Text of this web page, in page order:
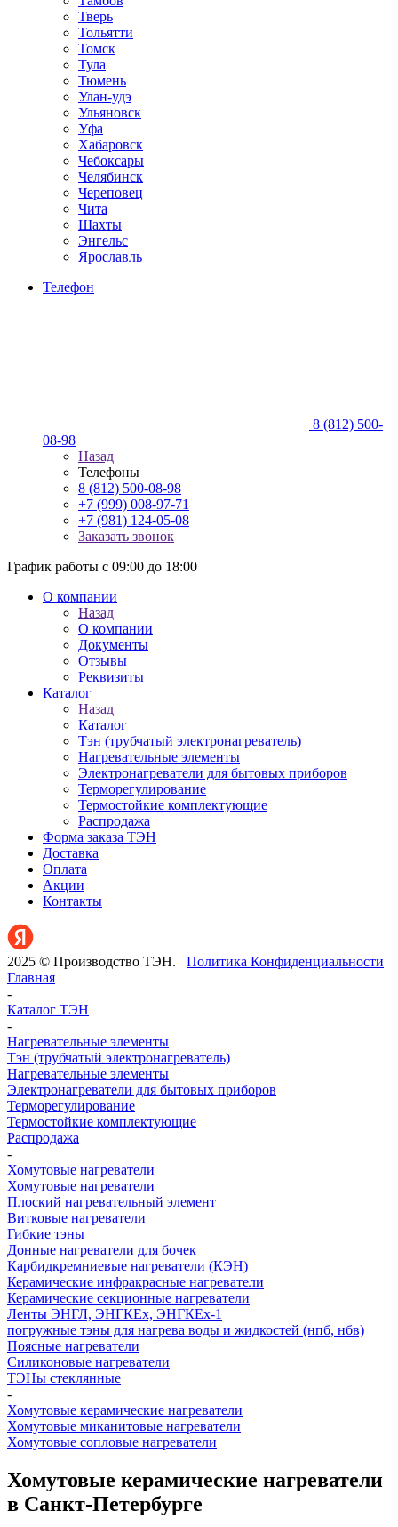
Тверь
Тольятти
Томск
Тула
Тюмень
Улан-удэ
Ульяновск
Уфа
Хабаровск
Чебоксары
Челябинск
Череповец
Чита
Шахты
Энгельс
Ярославль
Телефон
8 (812) 500-
08-98
Назад
Телефоны
8 (812) 500-08-98
+7 (999) 008-97-71
+7 (981) 124-05-08
Заказать звонок
График работы с 09:00 до 18:00
О компании
Назад
О компании
Документы
Отзывы
Реквизиты
Каталог
Назад
Каталог
Тэн (трубчатый электронагреватель)
Нагревательные элементы
Электронагреватели для бытовых приборов
Терморегулирование
Термостойкие комплектующие
Распродажа
Форма заказа ТЭН
Доставка
Оплата
Акции
Контакты
2025 © Производство ТЭН. Политика Конфиденциальности
Главная
-
Каталог ТЭН
-
Нагревательные элементы
Тэн (трубчатый электронагреватель)
Нагревательные элементы
Электронагреватели для бытовых приборов
Терморегулирование
Термостойкие комплектующие
Распродажа
-
Хомутовые нагреватели
Хомутовые нагреватели
Плоский нагревательный элемент
Витковые нагреватели
Гибкие тэны
Донные нагреватели для бочек
Карбидкремниевые нагреватели (КЭН)
Керамические инфракрасные нагреватели
Керамические секционные нагреватели
Ленты ЭНГЛ, ЭНГКЕх, ЭНГКЕх-1
погружные тэны для нагрева воды и жидкостей (нпб, нбв)
Поясные нагреватели
Силиконовые нагреватели
ТЭНы стеклянные
-
Хомутовые керамические нагреватели
Хомутовые миканитовые нагреватели
Хомутовые сопловые нагреватели
Хомутовые керамические нагреватели
в Санкт-Петербурге